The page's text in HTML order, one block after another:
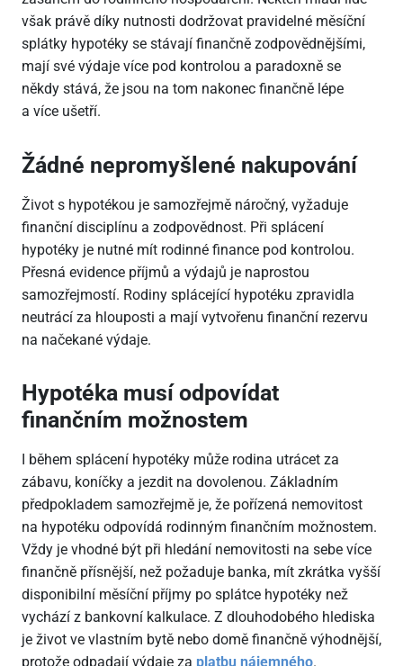
však právě díky nutnosti dodržovat pravidelné měsíční
splátky hypotéky se stávají finančně zodpovědnějšími,
mají své výdaje více pod kontrolou a paradoxně se
někdy stává, že jsou na tom nakonec finančně lépe
a více ušetří.
Žádné nepromyšlené nakupování
Život s hypotékou je samozřejmě náročný, vyžaduje
finanční disciplínu a zodpovědnost. Při splácení
hypotéky je nutné mít rodinné finance pod kontrolou.
Přesná evidence příjmů a výdajů je naprostou
samozřejmostí. Rodiny splácející hypotéku zpravidla
neutrácí za hlouposti a mají vytvořenu finanční rezervu
na načekané výdaje.
Hypotéka musí odpovídat
finančním možnostem
I během splácení hypotéky může rodina utrácet za
zábavu, koníčky a jezdit na dovolenou. Základním
předpokladem samozřejmě je, že pořízená nemovitost
na hypotéku odpovídá rodinným finančním možnostem.
Vždy je vhodné být při hledání nemovitosti na sebe více
finančně přísnější, než požaduje banka, mít zkrátka vyšší
disponibilní měsíční příjmy po splátce hypotéky než
vychází z bankovní kalkulace. Z dlouhodobého hlediska
je život ve vlastním bytě nebo domě finančně výhodnější,
protože odpadají výdaje za platbu nájemného.